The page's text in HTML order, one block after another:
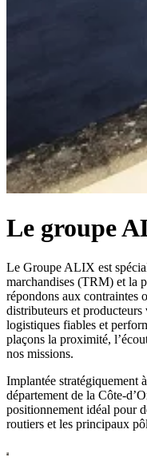
Le groupe
Le Groupe ALIX est
marchandises (TRM) et la
répondons aux contraintes
distributeurs et
logistiques fiables et
plaçons la proximité,
nos missions.
Implantée stratégiquement
département de la Côte-
positionnement idéal pour
routiers et les principaux